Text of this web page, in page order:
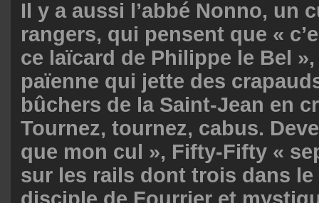
Il y a aussi l’abbé Nonno, un
rangers, qui pensent que «
ce laïcard de Philippe le Bel
païenne qui jette des
bûchers de la Saint-Jean en
Tournez, tournez, cabus.
que mon cul », Fifty-Fifty «
sur les rails dont trois dans